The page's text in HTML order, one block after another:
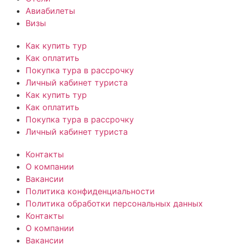
Авиабилеты
Визы
Как купить тур
Как оплатить
Покупка тура в рассрочку
Личный кабинет туриста
Как купить тур
Как оплатить
Покупка тура в рассрочку
Личный кабинет туриста
Контакты
О компании
Вакансии
Политика конфиденциальности
Политика обработки персональных данных
Контакты
О компании
Вакансии